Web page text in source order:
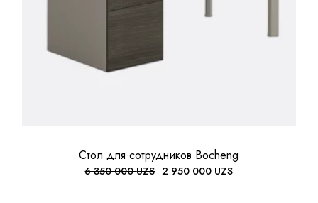
Стол для сотрудников Bocheng
6 350 000UZS ПЕРВОНАЧАЛЬНАЯ
2 950 000 UZS
ТЕКУЩАЯ